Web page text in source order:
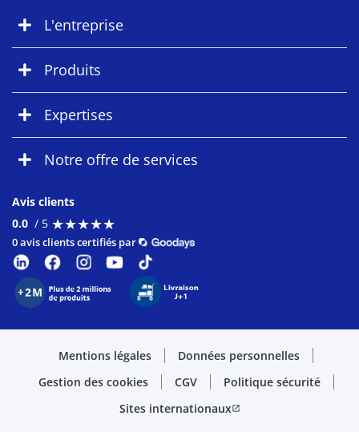
L'entreprise
Produits
Expertises
Notre offre de services
Avis clients
0.0 / 5 ★★★★★
★★★★★
0 avis clients certifiés par
Mentions légales
Données personnelles
Gestion des cookies
CGV
Politique sécurité
Sites internationauxopen_in_new